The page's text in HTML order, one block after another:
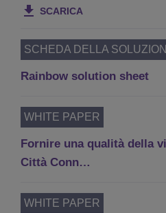
SCARICA
SCHEDA DELLA
Rainbow solution sheet
WHITE PAPER
Fornire una qualità della
Città Conn…
WHITE PAPER